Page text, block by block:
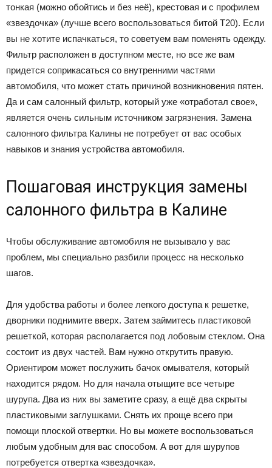
тонкая (можно обойтись и без неё), крестовая и с профилем
«звездочка» (лучше всего воспользоваться битой Т20). Если
вы не хотите испачкаться, то советуем вам поменять одежду.
Фильтр расположен в доступном месте, но все же вам
придется соприкасаться со внутренними частями
автомобиля, что может стать причиной возникновения пятен.
Да и сам салонный фильтр, который уже «отработал свое»,
является очень сильным источником загрязнения. Замена
салонного фильтра Калины не потребует от вас особых
навыков и знания устройства автомобиля.
Пошаговая инструкция замены
салонного фильтра в Калине
Чтобы обслуживание автомобиля не вызывало у вас
проблем, мы специально разбили процесс на несколько
шагов.
Для удобства работы и более легкого доступа к решетке,
дворники поднимите вверх. Затем займитесь пластиковой
решеткой, которая располагается под лобовым стеклом. Она
состоит из двух частей. Вам нужно открутить правую.
Ориентиром может послужить бачок омывателя, который
находится рядом. Но для начала отыщите все четыре
шурупа. Два из них вы заметите сразу, а ещё два скрыты
пластиковыми заглушками. Снять их проще всего при
помощи плоской отвертки. Но вы можете воспользоваться
любым удобным для вас способом. А вот для шурупов
потребуется отвертка «звездочка».